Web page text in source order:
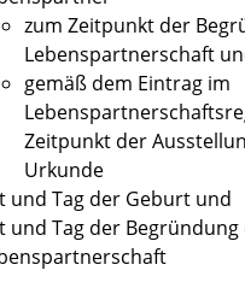
zum Zeitpunkt der
Lebenspartnerschaft
gemäß dem Eintrag im
Zeitpunkt der
Urkunde
und Tag der Geburt und
und Tag der Begründung